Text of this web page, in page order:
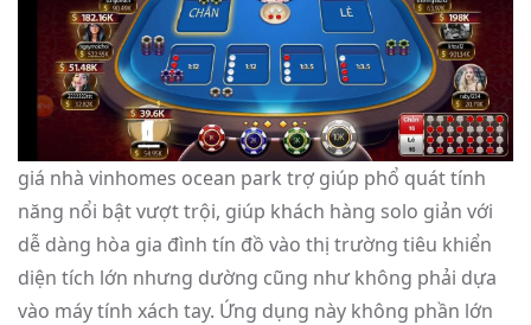
giá nhà vinhomes ocean park trợ giúp phổ quát tính
năng nổi bật vượt trội, giúp khách hàng solo giản với
dễ dàng hòa gia đình tín đồ vào thị trường tiêu khiển
diện tích lớn nhưng dường cũng như không phải dựa
vào máy tính xách tay. Ứng dụng này không phần lớn